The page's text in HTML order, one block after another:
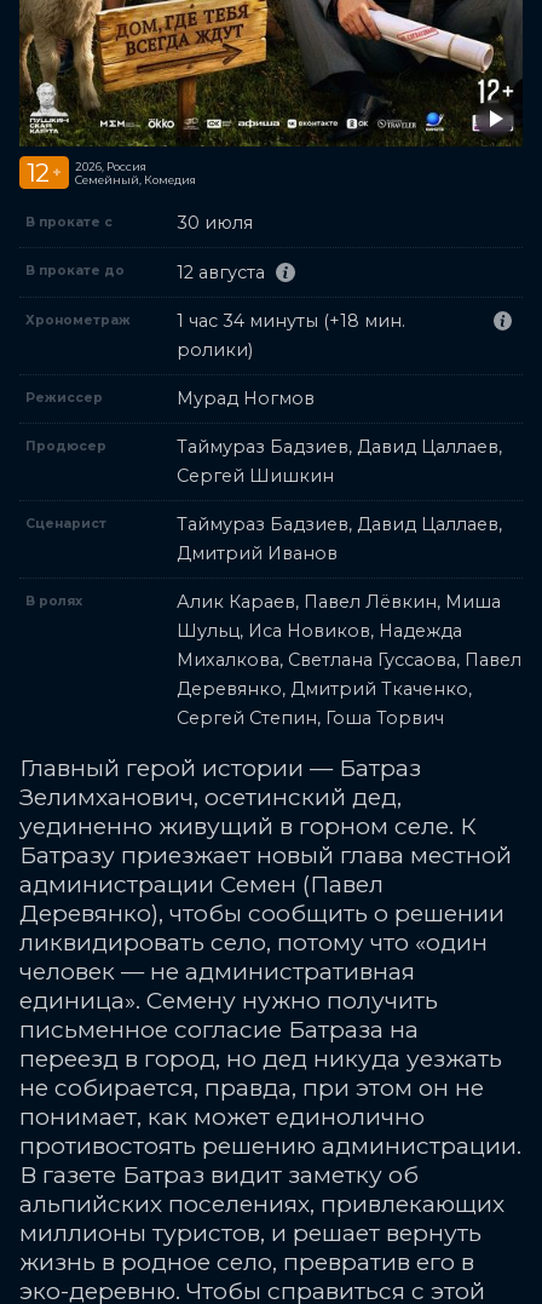
12 +
2026, Россия
Семейный, Комедия
В прокате с 30 июля
В прокате до 12 августа
Хронометраж
1 час 34 минуты (+18 мин.
ролики)
Режиссер Мурад Ногмов
Продюсер
Таймураз Бадзиев, Давид Цаллаев,
Сергей Шишкин
Сценарист
Таймураз Бадзиев, Давид Цаллаев,
Дмитрий Иванов
В ролях
Алик Караев, Павел Лёвкин, Миша
Шульц, Иса Новиков, Надежда
Михалкова, Светлана Гуссаова, Павел
Деревянко, Дмитрий Ткаченко,
Сергей Степин, Гоша Торвич
Главный герой истории — Батраз
Зелимханович, осетинский дед,
уединенно живущий в горном селе. К
Батразу приезжает новый глава местной
администрации Семен (Павел
Деревянко), чтобы сообщить о решении
ликвидировать село, потому что «один
человек — не административная
единица». Семену нужно получить
письменное согласие Батраза на
переезд в город, но дед никуда уезжать
не собирается, правда, при этом он не
понимает, как может единолично
противостоять решению администрации.
В газете Батраз видит заметку об
альпийских поселениях, привлекающих
миллионы туристов, и решает вернуть
жизнь в родное село, превратив его в
эко-деревню. Чтобы справиться с этой